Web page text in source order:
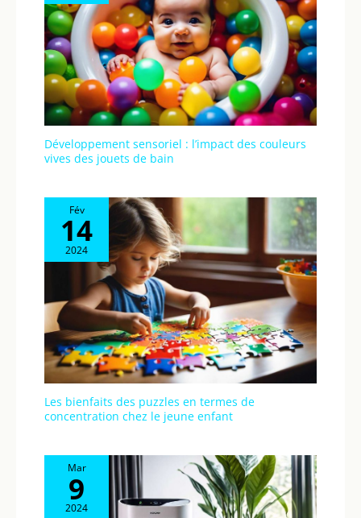
Développement sensoriel : l’impact des couleurs
vives des jouets de bain
Fév
14
2024
Les bienfaits des puzzles en termes de
concentration chez le jeune enfant
Mar
9
2024